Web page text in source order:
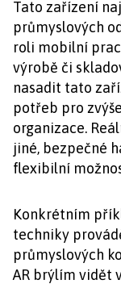
Tato zařízení
průmyslových
roli mobilní
výrobě či
nasadit tato
potřeb pro
organizace.
jiné, bezpečné
flexibilní
Konkrétním
techniky
průmyslových
AR brýlím vidět